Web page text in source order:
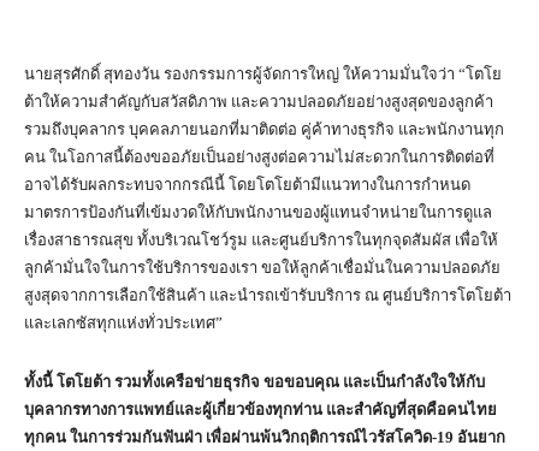
นายสุรศักดิ์ สุทองวัน รองกรรมการผู้จัดการใหญ่ ให้ความมั่นใจว่า “โตโย
ต้าให้ความสำคัญกับสวัสดิภาพ และความปลอดภัยอย่างสูงสุดของลูกค้า
รวมถึงบุคลากร บุคคลภายนอกที่มาติดต่อ คู่ค้าทางธุรกิจ และพนักงานทุก
คน ในโอกาสนี้ต้องขออภัยเป็นอย่างสูงต่อความไม่สะดวกในการติดต่อที่
อาจได้รับผลกระทบจากกรณีนี้ โดยโตโยต้ามีแนวทางในการกำหนด
มาตรการป้องกันที่เข้มงวดให้กับพนักงานของผู้แทนจำหน่ายในการดูแล
เรื่องสาธารณสุข ทั้งบริเวณโชว์รูม และศูนย์บริการในทุกจุดสัมผัส เพื่อให้
ลูกค้ามั่นใจในการใช้บริการของเรา ขอให้ลูกค้าเชื่อมั่นในความปลอดภัย
สูงสุดจากการเลือกใช้สินค้า และนำรถเข้ารับบริการ ณ ศูนย์บริการโตโยต้า
และเลกซัสทุกแห่งทั่วประเทศ”
ทั้งนี้ โตโยต้า รวมทั้งเครือข่ายธุรกิจ ขอขอบคุณ และเป็นกำลังใจให้กับ
บุคลากรทางการแพทย์และผู้เกี่ยวข้องทุกท่าน และสำคัญที่สุดคือคนไทย
ทุกคน ในการร่วมกันฟันฝ่า เพื่อผ่านพ้นวิกฤติการณ์ไวรัสโควิด-19 อันยาก